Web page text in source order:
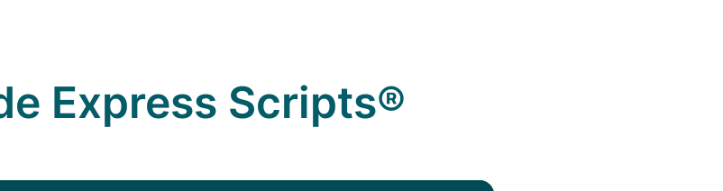
Express Scripts®